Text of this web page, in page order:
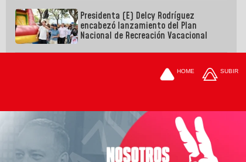
Presidenta (E) Delcy Rodríguez
encabezó lanzamiento del Plan
Nacional de Recreación Vacacional
HOME SUBIR